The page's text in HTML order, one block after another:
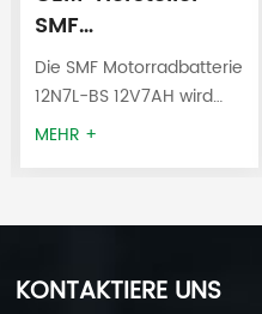
SMF
Motorradbatterie
12N7L-BS 12V7Ah
Die SMF Motorradbatterie
12N7L-BS 12V7AH wird
häufig in Motorrädern,
Wasserfahrzeugen,
MEHR +
KONTAKTIERE UNS